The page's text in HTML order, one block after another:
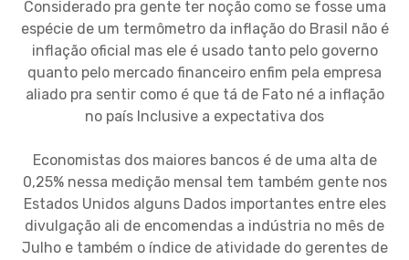
Considerado pra gente ter noção como se fosse uma
espécie de um termômetro da inflação do Brasil não é
inflação oficial mas ele é usado tanto pelo governo
quanto pelo mercado financeiro enfim pela empresa
aliado pra sentir como é que tá de Fato né a inflação
no país Inclusive a expectativa dos
Economistas dos maiores bancos é de uma alta de
0,25% nessa medição mensal tem também gente nos
Estados Unidos alguns Dados importantes entre eles
divulgação ali de encomendas a indústria no mês de
Julho e também o índice de atividade do gerentes de